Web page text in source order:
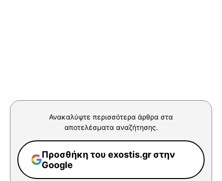
Ανακαλύψτε περισσότερα άρθρα στα
αποτελέσματα αναζήτησης.
Προσθήκη του exostis.gr στην
Google